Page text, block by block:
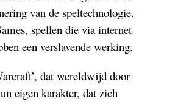
van de speltechnologie.
spellen die via internet
een verslavende werking.
dat wereldwijd door
eigen karakter, dat zich